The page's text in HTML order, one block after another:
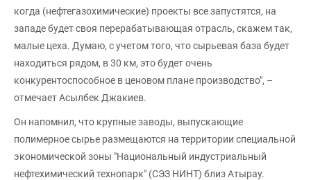
когда (нефтегазохимические) проекты все запустятся, на
западе будет своя перерабатывающая отрасль, скажем так,
малые цеха. Думаю, с учетом того, что сырьевая база будет
находиться рядом, в 30 км, это будет очень
конкурентоспособное в ценовом плане производство", –
отмечает Асылбек Джакиев.
Он напомнил, что крупные заводы, выпускающие
полимерное сырье размещаются на территории специальной
экономической зоны "Национальный индустриальный
нефтехимический технопарк" (СЭЗ НИНТ) близ Атырау.